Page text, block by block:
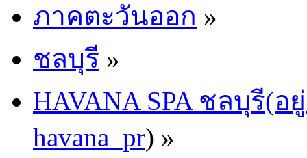
ภาคตะวันออก »
ชลบุรี »
HAVANA SPA ชลบุรี(
havana_pr) »